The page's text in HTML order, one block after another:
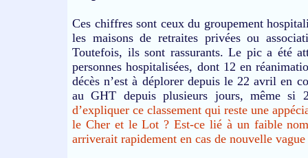
Ces chiffres sont ceux du groupement
les maisons de retraites privées ou
Toutefois, ils sont rassurants. Le pic a été
personnes hospitalisées, dont 12 en
décès n’est à déplorer depuis le 22 avril en
au GHT depuis plusieurs jours, même si
d’expliquer ce classement qui reste une
le Cher et le Lot ? Est-ce lié à un faible
arriverait rapidement en cas de nouvelle vague